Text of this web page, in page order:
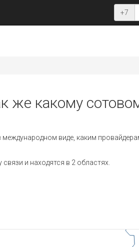
+7
же какому
виде, каким
и находятся в 2 областях.